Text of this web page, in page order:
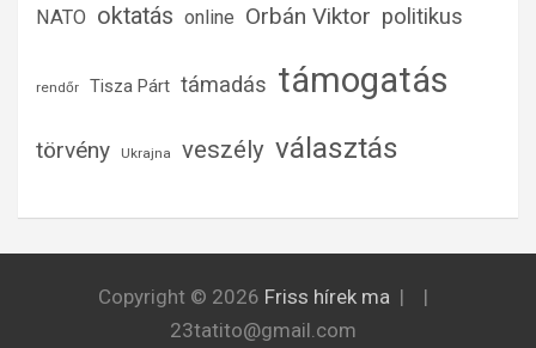
NATO oktatás online Orbán Viktor politikus
rendőr Tisza Párt támadás támogatás
törvény Ukrajna veszély választás
Copyright © 2026 Friss hírek ma
23tatito@gmail.com